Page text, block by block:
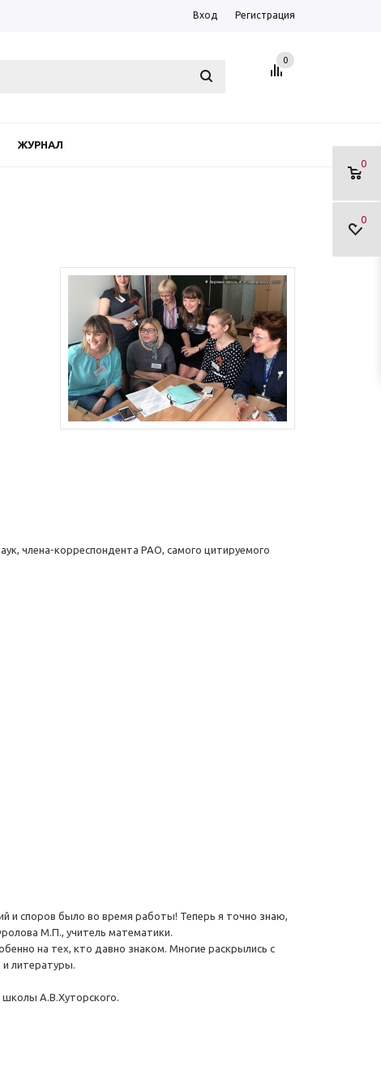
Вход Регистрация
0
0
0
ЖУРНАЛ
члена-корреспондента РАО, самого цитируемого
и споров было во время работы! Теперь я точно знаю,
М.П., учитель математики.
на тех, кто давно знаком. Многие раскрылись с
и литературы.
школы А.В.Хуторского.